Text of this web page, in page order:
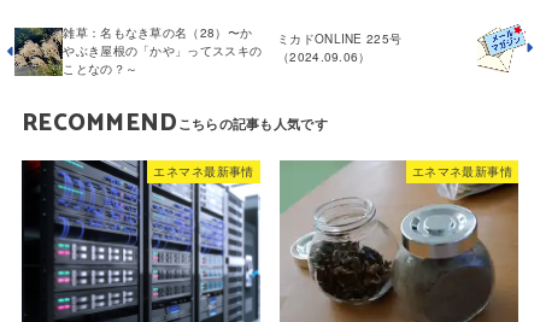
ミカドONLINE 225号
（2024.09.06）
雑草：名もなき草の名（28）〜か
やぶき屋根の「かや」ってススキの
ことなの？～
RECOMMEND
エネマネ最新事情 エネマネ最新事情